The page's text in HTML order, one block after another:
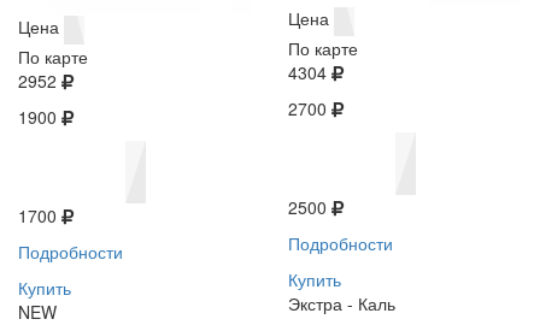
Цена
По карте
2952
1900
1700
Подробности
Купить
NEW
Цена
По карте
4304
2700
2500
Подробности
Купить
Экстра - Каль